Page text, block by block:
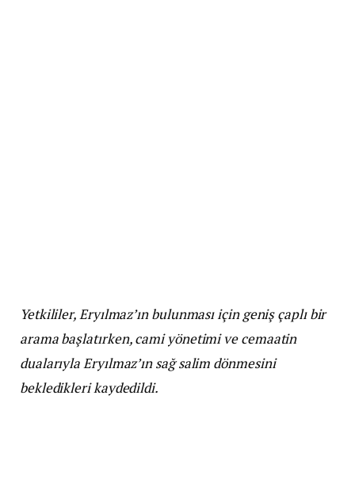
Yetkililer, Eryılmaz’ın bulunması için geniş çaplı bir
arama başlatırken, cami yönetimi ve cemaatin
dualarıyla Eryılmaz’ın sağ salim dönmesini
bekledikleri kaydedildi.